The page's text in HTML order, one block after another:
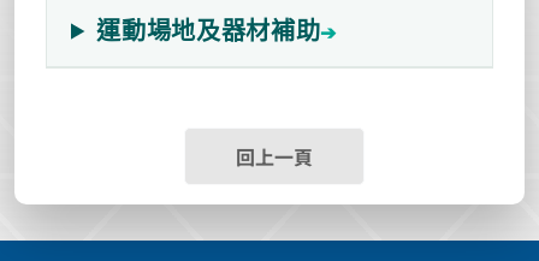
運動場地及器材補助
回上一頁